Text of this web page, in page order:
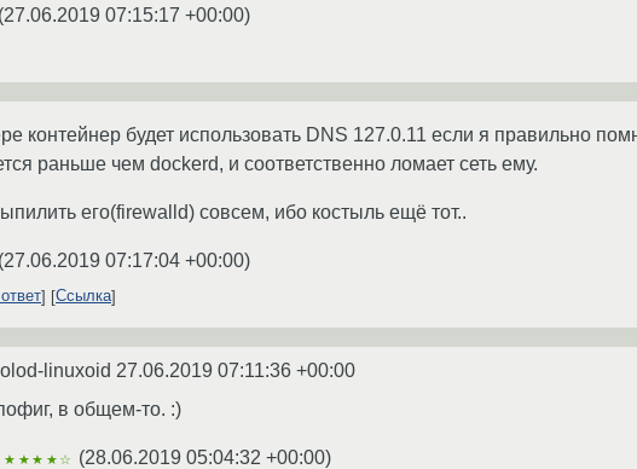
(27.06.2019 07:15:17 +00:00)
контейнер будет использовать DNS 127.0.11 если я правильно
раньше чем dockerd, и соответственно ломает сеть ему.
его(firewalld) совсем, ибо костыль ещё тот..
(27.06.2019 07:17:04 +00:00)
Ссылка
linuxoid 27.06.2019 07:11:36 +00:00
в общем-то. :)
★★★★☆ (28.06.2019 05:04:32 +00:00)